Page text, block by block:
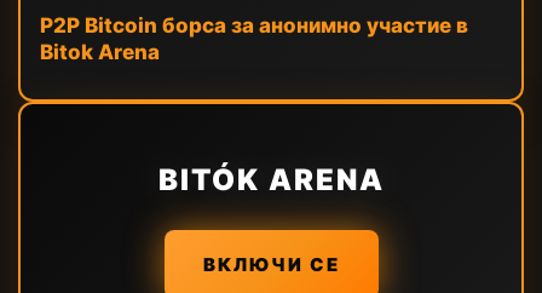
P2P Bitcoin борса за анонимно участие в
Bitok Arena
BITÓK ARENA
ВКЛЮЧИ СЕ